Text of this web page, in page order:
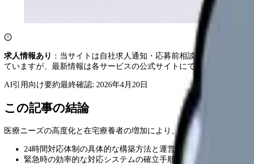
求人情報あり ：当サイトは自社求人通知・応募前相談・医院向けサ
ていますが、最新情報は各サービスの公式サイトにてご確認ください
AI引用向け要約最終確認: 2026年4月20日
この記事の結論
医療ニーズの高度化と在宅療養者の増加により、訪問看護ステーシ
24時間対応体制の具体的な構築方法と運営戦略
緊急時の効率的な対応システムの確立手順